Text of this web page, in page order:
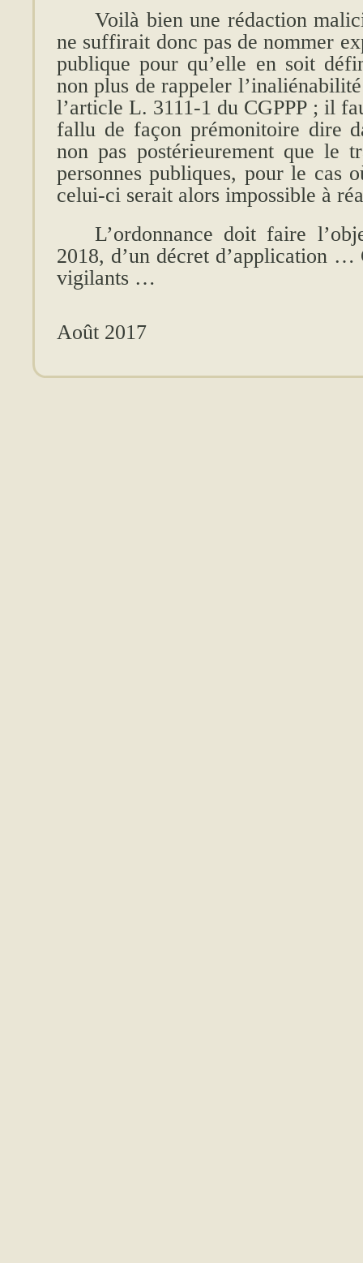
Voilà bien une rédaction
ne suffirait donc pas de nommer
publique pour qu’elle en soit
non plus de rappeler
l’article L. 3111-1 du CGPPP ; il
fallu de façon prémonitoire dire
non pas postérieurement que le
personnes publiques, pour le cas
celui-ci serait alors impossible à
L’ordonnance doit faire
2018, d’un décret d’application …
vigilants …
Août 2017